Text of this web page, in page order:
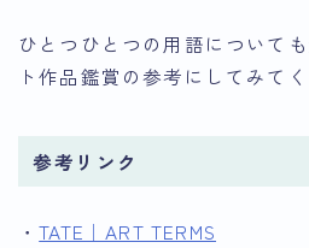
ひとつひとつの用語について
ト作品鑑賞の参考にしてみてく
参考リンク
・TATE｜ART TERMS